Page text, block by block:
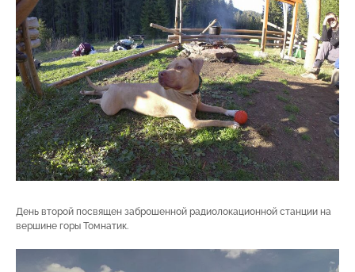
День второй посвящен заброшенной радиолокационной станции на
вершине горы Томнатик.